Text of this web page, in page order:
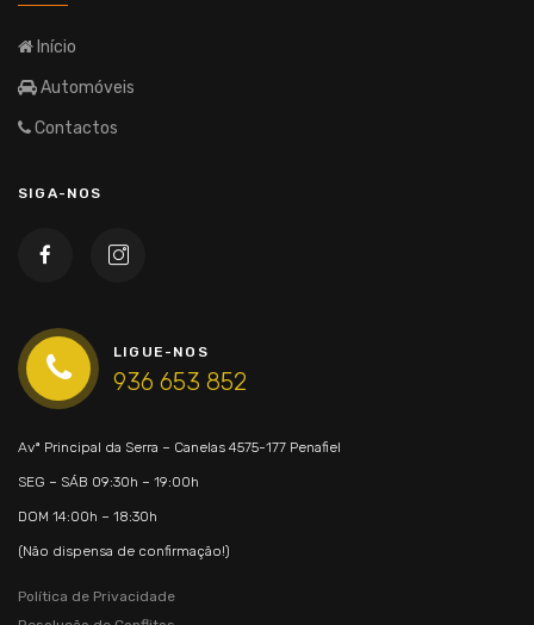
Início
Automóveis
Contactos
SIGA-NOS
LIGUE-NOS
936 653 852
Avª Principal da Serra – Canelas 4575-177 Penafiel
SEG – SÁB 09:30h – 19:00h
DOM 14:00h – 18:30h
(Não dispensa de confirmação!)
Política de Privacidade